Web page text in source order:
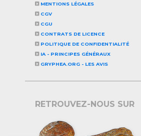
MENTIONS LÉGALES
CGV
CGU
CONTRATS DE LICENCE
POLITIQUE DE CONFIDENTIALITÉ
IA - PRINCIPES GÉNÉRAUX
GRYPHEA.ORG - LES AVIS
RETROUVEZ-NOUS SUR